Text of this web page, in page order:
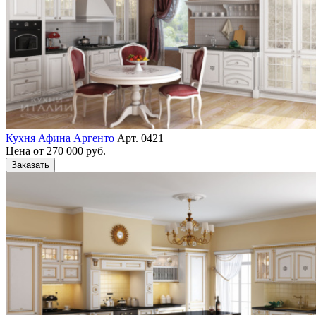
Кухня Афина Аргенто Арт. 0421
Цена от 270 000 руб.
Заказать